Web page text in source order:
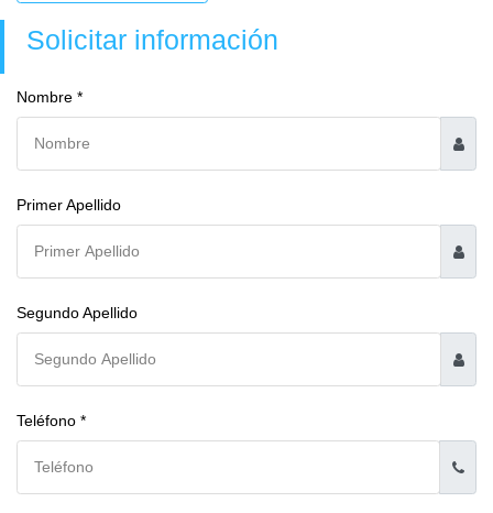
Solicitar información
Nombre *
Primer Apellido
Segundo Apellido
Teléfono *